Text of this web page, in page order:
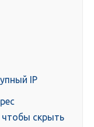
IP
чтобы скрыть